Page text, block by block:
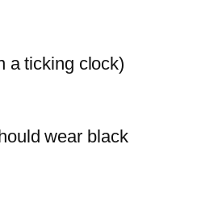
a ticking clock)
wear black